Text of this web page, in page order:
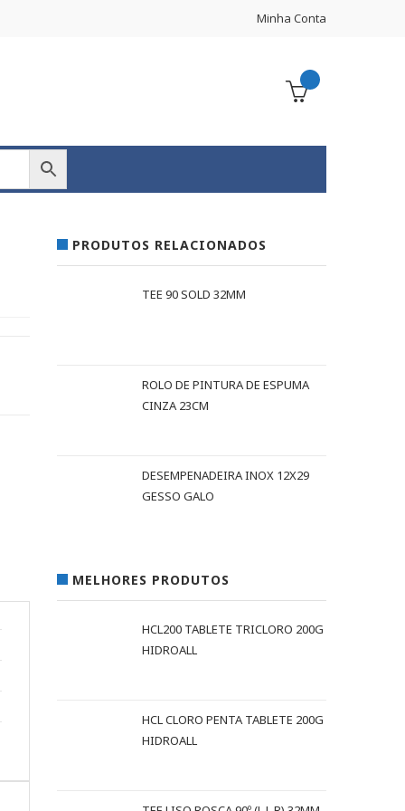
Minha Conta
PRODUTOS RELACIONADOS
TEE 90 SOLD 32MM
ROLO DE PINTURA DE ESPUMA
CINZA 23CM
DESEMPENADEIRA INOX 12X29
GESSO GALO
MELHORES PRODUTOS
HCL200 TABLETE TRICLORO 200G
HIDROALL
HCL CLORO PENTA TABLETE 200G
HIDROALL